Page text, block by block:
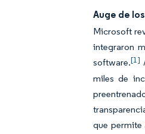
Auge de
Microsoft
integraron
software.[1]
miles de
que permite